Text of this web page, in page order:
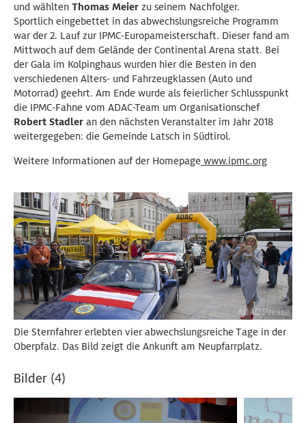
und wählten Thomas Meier zu seinem Nachfolger.
Sportlich eingebettet in das abwechslungsreiche Programm
war der 2. Lauf zur IPMC-Europameisterschaft. Dieser fand am
Mittwoch auf dem Gelände der Continental Arena statt. Bei
der Gala im Kolpinghaus wurden hier die Besten in den
verschiedenen Alters- und Fahrzeugklassen (Auto und
Motorrad) geehrt. Am Ende wurde als feierlicher Schlusspunkt
die IPMC-Fahne vom ADAC-Team um Organisationschef
Robert Stadler an den nächsten Veranstalter im Jahr 2018
weitergegeben: die Gemeinde Latsch in Südtirol.
Weitere Informationen auf der Homepage www.ipmc.org
Die Sternfahrer erlebten vier abwechslungsreiche Tage in der
Oberpfalz. Das Bild zeigt die Ankunft am Neupfarrplatz.
Bilder (4)